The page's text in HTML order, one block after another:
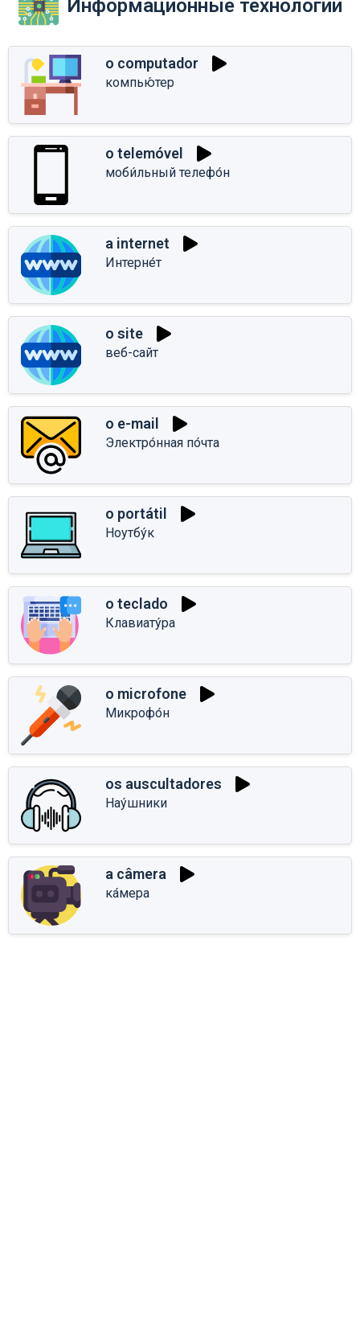
Информационные технологии
o computador
компью́тер
o telemóvel
моби́льный телефо́н
a internet
Интерне́т
o site
веб-сайт
o e-mail
Электро́нная по́чта
o portátil
Ноутбу́к
o teclado
Клавиату́ра
o microfone
Микрофо́н
os auscultadores
Нау́шники
a câmera
ка́мера